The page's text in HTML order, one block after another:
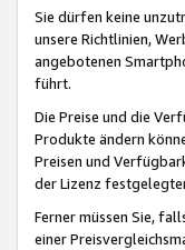
Sie dürfen keine
unsere Richtlinien,
angebotenen
führt.
Die Preise und die
Produkte ändern
Preisen und
der Lizenz
Ferner müssen Sie,
einer